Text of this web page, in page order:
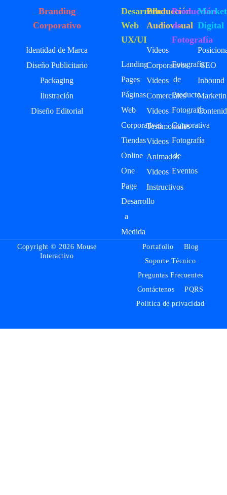
Branding
Corporativo
Identidad de Marca
Diseño Publicitario
Packaging
Ilustración
Diseño Editorial
Desarrollo
Web
UX/UI
Landing
Pages
Páginas
Web
Corporativas
Tiendas
Online
One
Page
Desarrollo
a
Medida
Producción
Audiovisual
Videos
Corporativos
Videos
Comerciales
Videos
Testimoniales
Videos
Animados
Videos
Instructivos
Producción
de
Fotografía
Fotografía
de
Producto
Fotografía
Corporativa
Fotografía
de
Eventos
Digital
SEO
Inbound
Copyright © 2026 Mouse
Interactivo
Portafolio
Blog
Soporte Técnico
Preguntas Frecuentes
Contáctenos
PQRS
Política de privacidad